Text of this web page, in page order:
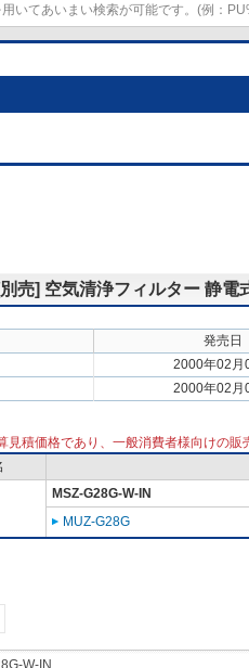
売] 空気清浄フィルター 静電
発売日
2000年02月
2000年02月
積価格であり、一般消費者様向けの販
MSZ-G28G-W-IN
MUZ-G28G